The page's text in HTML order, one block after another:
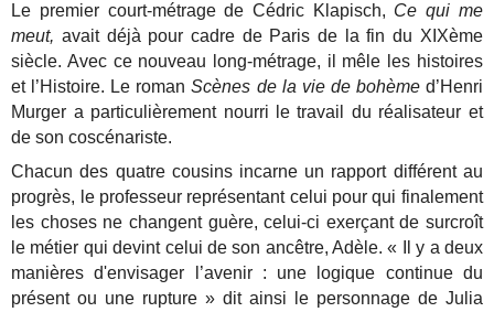
Le premier court-métrage de Cédric Klapisch, Ce qui me
meut, avait déjà pour cadre de Paris de la fin du XIXème
siècle. Avec ce nouveau long-métrage, il mêle les histoires
et l’Histoire. Le romanScènes de la vie de bohèmed’Henri
Murger a particulièrement nourri le travail du réalisateur et
de son coscénariste.
Chacun des quatre cousins incarne un rapport différent au
progrès, le professeur représentant celui pour qui finalement
les choses ne changent guère, celui-ci exerçant de surcroît
le métier qui devint celui de son ancêtre, Adèle. « Il y a deux
manières d'envisager l’avenir : une logique continue du
présent ou une rupture » dit ainsi le personnage de Julia